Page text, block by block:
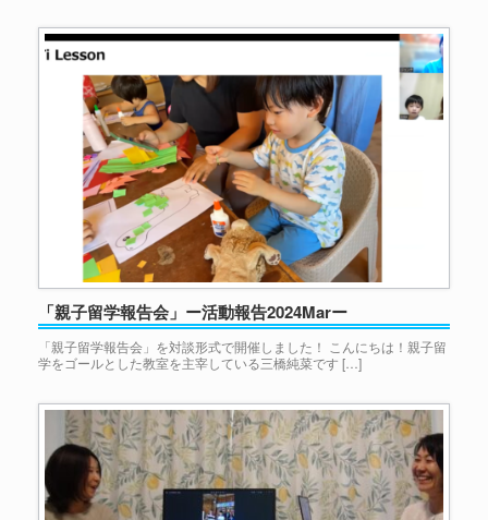
「親子留学報告会」ー活動報告2024Marー
「親子留学報告会」を対談形式で開催しました！ こんにちは！親子留
学をゴールとした教室を主宰している三橋純菜です […]